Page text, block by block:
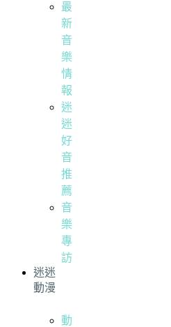
最
新
音
樂
情
報
迷
迷
好
音
推
薦
音
樂
專
訪
迷迷
動漫
動